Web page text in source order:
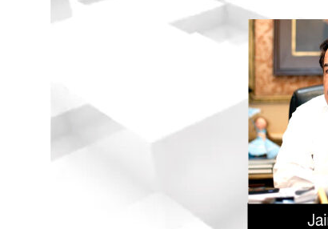
EL DESPERTAR DE LA CALIDEZ: ACABADOS